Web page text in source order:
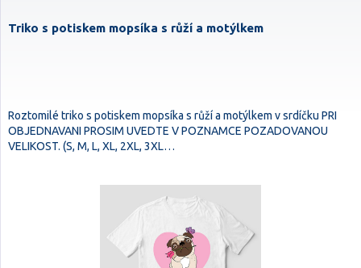
Triko s potiskem mopsíka s růží a motýlkem
Roztomilé triko s potiskem mopsíka s růží a motýlkem v srdíčku PRI
OBJEDNAVANI PROSIM UVEDTE V POZNAMCE POZADOVANOU
VELIKOST. (S, M, L, XL, 2XL, 3XL…